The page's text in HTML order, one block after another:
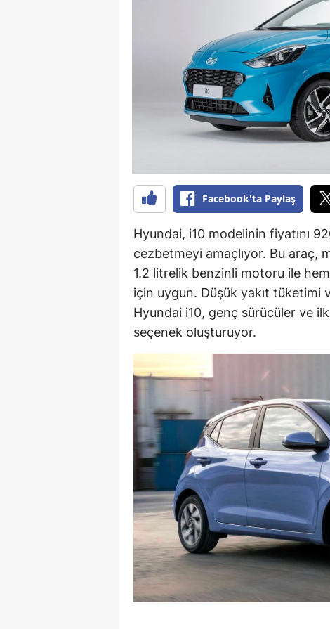
Bitlis
Bolu
Facebook'ta Paylaş
Hyundai, i10 modelinin fiyatını
cezbetmeyi amaçlıyor. Bu araç,
1.2 litrelik benzinli motoru ile
için uygun. Düşük yakıt tüketimi
Hyundai i10, genç sürücüler ve
seçenek oluşturuyor.